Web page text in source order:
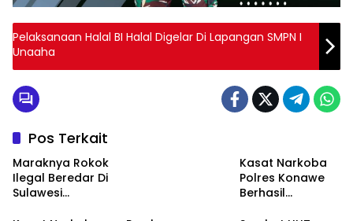
Pelaksanaan Halal BI Halal Digelar Di Lapangan SMPN I
Unaaha
Pos Terkait
Maraknya Rokok
Ilegal Beredar Di
Sulawesi
Kasat Narkoba
Polres Konawe
Berhasil